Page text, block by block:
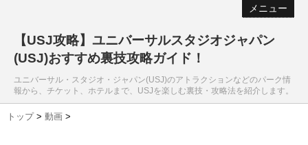
メニュー
【USJ攻略】ユニバーサルスタジオジャパン
(USJ)おすすめ裏技攻略ガイド！
ユニバーサル・スタジオ・ジャパン(USJ)のアトラクションなどのパーク情
報から、チケット、ホテルまで、USJを楽しむ裏技・攻略法を紹介します。
トップ > 動画 >